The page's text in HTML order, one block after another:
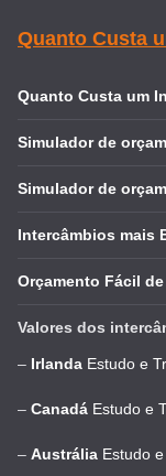
Quanto Custa
Quanto Custa um
Simulador de
Simulador de
Intercâmbios mais
Orçamento Fácil
Valores dos
– Irlanda Estudo e
– Canadá Estudo e
– Austrália Estudo